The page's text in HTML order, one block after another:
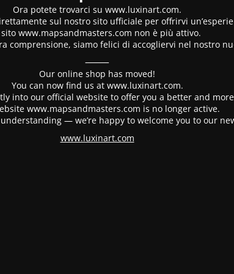
Ora potete trovarci su www.luxinart.com.
sul nostro sito ufficiale per offrirvi
www.mapsandmasters.com non è più attivo.
comprensione, siamo felici di accogliervi nel nostro
⸻
Our online shop has moved!
You can now find us at www.luxinart.com.
into our official website to offer you a better and
www.mapsandmasters.com is no longer active.
— we’re happy to welcome you to our
www.luxinart.com